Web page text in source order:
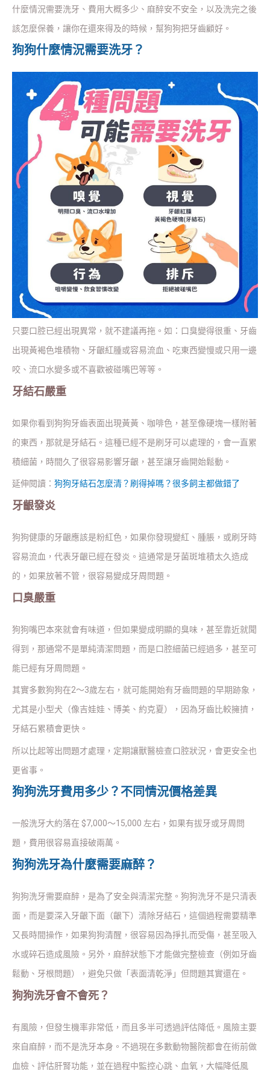
什麼情況需要洗牙、費用大概多少、麻醉安不安全，以及洗完之後
該怎麼保養，讓你在還來得及的時候，幫狗狗把牙齒顧好。
狗狗什麼情況需要洗牙？
只要口腔已經出現異常，就不建議再拖。如：口臭變得很重、牙齒
出現黃褐色堆積物、牙齦紅腫或容易流血、吃東西變慢或只用一邊
咬、流口水變多或不喜歡被碰嘴巴等等。
牙結石嚴重
如果你看到狗狗牙齒表面出現黃黃、咖啡色，甚至像硬塊一樣附著
的東西，那就是牙結石。這種已經不是刷牙可以處理的，會一直累
積細菌，時間久了很容易影響牙齦，甚至讓牙齒開始鬆動。
延伸閱讀： 狗狗牙結石怎麼清？刷得掉嗎？很多飼主都做錯了
牙齦發炎
狗狗健康的牙齦應該是粉紅色，如果你發現變紅、腫脹，或刷牙時
容易流血，代表牙齦已經在發炎。這通常是牙菌斑堆積太久造成
的，如果放著不管，很容易變成牙周問題。
口臭嚴重
狗狗嘴巴本來就會有味道，但如果變成明顯的臭味，甚至靠近就聞
得到，那通常不是單純清潔問題，而是口腔細菌已經過多，甚至可
能已經有牙周問題。
其實多數狗狗在2～3歲左右，就可能開始有牙齒問題的早期跡象，
尤其是小型犬（像吉娃娃、博美、約克夏），因為牙齒比較擁擠，
牙結石累積會更快。
所以比起等出問題才處理，定期讓獸醫檢查口腔狀況，會更安全也
更省事。
狗狗洗牙費用多少？不同情況價格差異
一般洗牙大約落在 $7,000～15,000 左右，如果有拔牙或牙周問
題，費用很容易直接破兩萬。
狗狗洗牙為什麼需要麻醉？
狗狗洗牙需要麻醉，是為了安全與清潔完整。狗狗洗牙不是只清表
面，而是要深入牙齦下面（齦下）清除牙結石，這個過程需要精準
又長時間操作，如果狗狗清醒，很容易因為掙扎而受傷，甚至吸入
水或碎石造成風險。另外，麻醉狀態下才能做完整檢查（例如牙齒
鬆動、牙根問題），避免只做「表面清乾淨」但問題其實還在。
狗狗洗牙會不會死？
有風險，但發生機率非常低，而且多半可透過評估降低。風險主要
來自麻醉，而不是洗牙本身。不過現在多數動物醫院都會在術前做
血檢、評估肝腎功能，並在過程中監控心跳、血氧，大幅降低風